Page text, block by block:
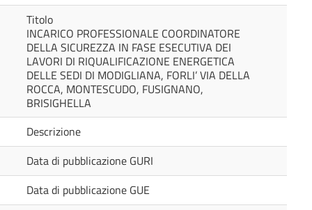
Titolo
INCARICO PROFESSIONALE COORDINATORE
DELLA SICUREZZA IN FASE ESECUTIVA DEI
LAVORI DI RIQUALIFICAZIONE ENERGETICA
DELLE SEDI DI MODIGLIANA, FORLI’ VIA DELLA
ROCCA, MONTESCUDO, FUSIGNANO,
BRISIGHELLA
Descrizione
Data di pubblicazione GURI
Data di pubblicazione GUE